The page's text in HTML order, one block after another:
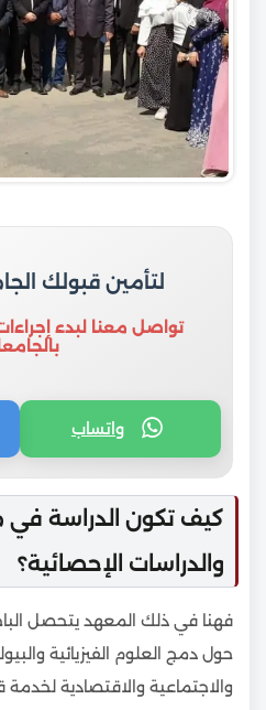
لتأمين قبولك
تواصل معنا لبدء
واتساب
كيف تكون الدراسة في
والدراسات الإحصائية؟
فهنا في ذلك المعهد يتحصل
حول دمج العلوم الفيزيائية
والاجتماعية والاقتصادية